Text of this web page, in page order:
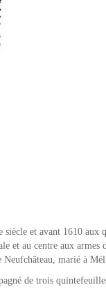
et avant 1610 aux
et au centre aux
marié à
de trois